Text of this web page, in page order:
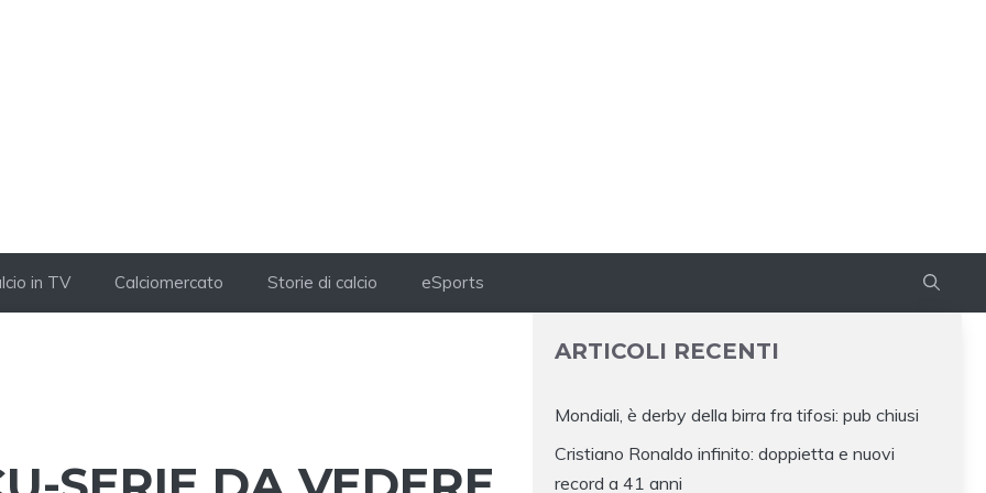
in TV Calciomercato Storie di calcio eSports
ARTICOLI RECENTI
Mondiali, è derby della birra fra tifosi: pub chiusi
Cristiano Ronaldo infinito: doppietta e nuovi
record a 41 anni